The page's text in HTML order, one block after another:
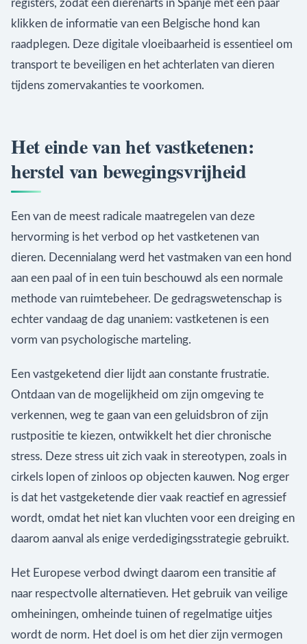
registers, zodat een dierenarts in Spanje met een paar
klikken de informatie van een Belgische hond kan
raadplegen. Deze digitale vloeibaarheid is essentieel om
transport te beveiligen en het achterlaten van dieren
tijdens zomervakanties te voorkomen.
Het einde van het vastketenen:
herstel van bewegingsvrijheid
Een van de meest radicale maatregelen van deze
hervorming is het verbod op het vastketenen van
dieren. Decennialang werd het vastmaken van een hond
aan een paal of in een tuin beschouwd als een normale
methode van ruimtebeheer. De gedragswetenschap is
echter vandaag de dag unaniem: vastketenen is een
vorm van psychologische marteling.
Een vastgeketend dier lijdt aan constante frustratie.
Ontdaan van de mogelijkheid om zijn omgeving te
verkennen, weg te gaan van een geluidsbron of zijn
rustpositie te kiezen, ontwikkelt het dier chronische
stress. Deze stress uit zich vaak in stereotypen, zoals in
cirkels lopen of zinloos op objecten kauwen. Nog erger
is dat het vastgeketende dier vaak reactief en agressief
wordt, omdat het niet kan vluchten voor een dreiging en
daarom aanval als enige verdedigingsstrategie gebruikt.
Het Europese verbod dwingt daarom een transitie af
naar respectvolle alternatieven. Het gebruik van veilige
omheiningen, omheinde tuinen of regelmatige uitjes
wordt de norm. Het doel is om het dier zijn vermogen